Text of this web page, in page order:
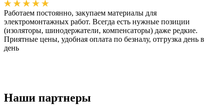
Работаем постоянно, закупаем материалы для
электромонтажных работ. Всегда есть нужные позиции
(изоляторы, шинодержатели, компенсаторы) даже редкие.
Приятные цены, удобная оплата по безналу, отгрузка день в
день
Наши партнеры